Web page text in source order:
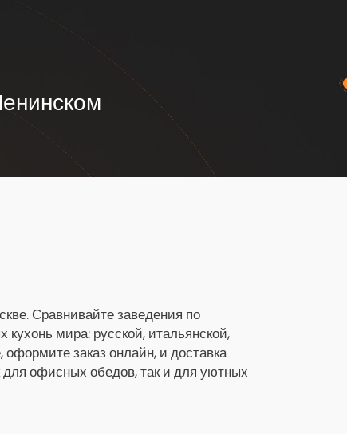
Сравнивайте заведения по
мира: русской, итальянской,
оформите заказ онлайн, и доставка
для офисных обедов, так и для уютных